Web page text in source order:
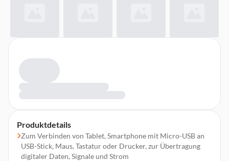
Produktdetails
Zum Verbinden von Tablet, Smartphone mit Micro-USB an
USB-Stick, Maus, Tastatur oder Drucker, zur Übertragung
digitaler Daten, Signale und Strom